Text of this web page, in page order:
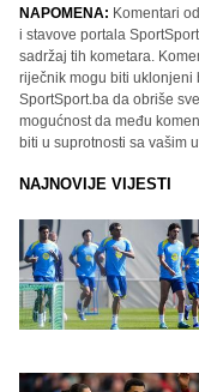
NAPOMENA: Komentari
i stavove portala
sadržaj tih kometara.
riječnik mogu biti uklonjeni
SportSport.ba da obriše
mogućnost da među
biti u suprotnosti sa vašim
NAJNOVIJE VIJESTI